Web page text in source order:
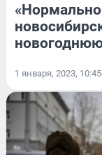
1 января, 2023, 10:45